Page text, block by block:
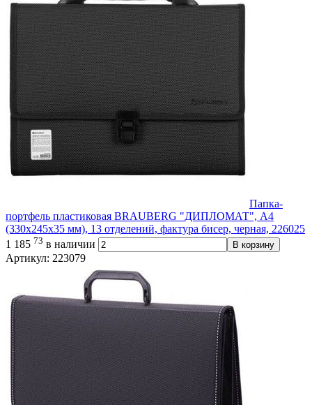
Папка-
портфель пластиковая BRAUBERG "ДИПЛОМАТ", А4
(330х245х35 мм), 13 отделений, фактура бисер, черная, 226025
1 185 73 в наличии В корзину
Артикул: 223079